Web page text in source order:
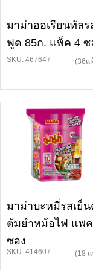
มาม่าออเรียนทัล
ฟูด 85ก. แพ็ค 4 ซ
SKU: 467647 (36แ
มาม่าบะหมี่รสเย็น
ต้มยำหม้อไฟ แพ
ซอง
SKU: 414607 (18